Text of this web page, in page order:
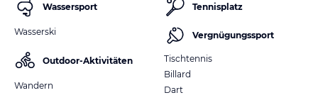
Wassersport
Wasserski
Outdoor-Aktivitäten
Wandern
Tennisplatz
Vergnügungssport
Tischtennis
Billard
Dart